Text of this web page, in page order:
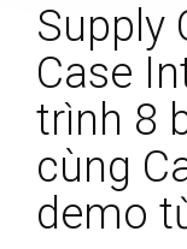
Supply
Case
trình 8
cùng
demo